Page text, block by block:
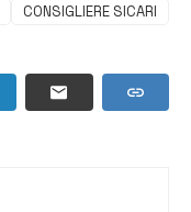
CONSIGLIERE SICARI